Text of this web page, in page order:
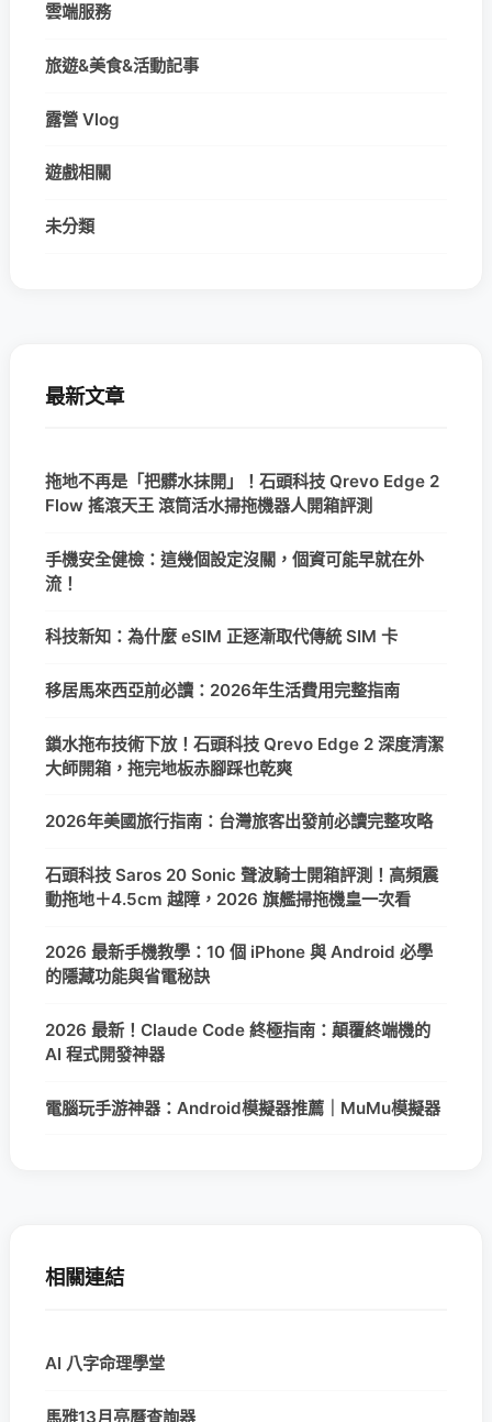
雲端服務
旅遊&美食&活動記事
露營 Vlog
遊戲相關
未分類
最新文章
拖地不再是「把髒水抹開」！石頭科技 Qrevo Edge 2
Flow 搖滾天王 滾筒活水掃拖機器人開箱評測
手機安全健檢：這幾個設定沒關，個資可能早就在外
流！
科技新知：為什麼 eSIM 正逐漸取代傳統 SIM 卡
移居馬來西亞前必讀：2026年生活費用完整指南
鎖水拖布技術下放！石頭科技 Qrevo Edge 2 深度清潔
大師開箱，拖完地板赤腳踩也乾爽
2026年美國旅行指南：台灣旅客出發前必讀完整攻略
石頭科技 Saros 20 Sonic 聲波騎士開箱評測！高頻震
動拖地＋4.5cm 越障，2026 旗艦掃拖機皇一次看
2026 最新手機教學：10 個 iPhone 與 Android 必學
的隱藏功能與省電秘訣
2026 最新！Claude Code 終極指南：顛覆終端機的
AI 程式開發神器
電腦玩手游神器：Android模擬器推薦｜MuMu模擬器
相關連結
AI 八字命理學堂
馬雅13月亮曆查詢器